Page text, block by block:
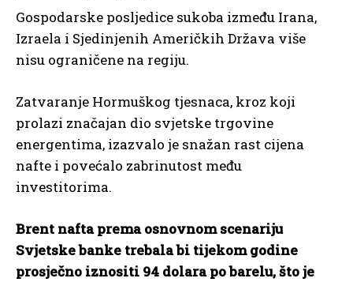
Gospodarske posljedice sukoba između Irana,
Izraela i Sjedinjenih Američkih Država više
nisu ograničene na regiju.
Zatvaranje Hormuškog tjesnaca, kroz koji
prolazi značajan dio svjetske trgovine
energentima, izazvalo je snažan rast cijena
nafte i povećalo zabrinutost među
investitorima.
Brent nafta prema osnovnom scenariju
Svjetske banke trebala bi tijekom godine
prosječno iznositi 94 dolara po barelu, što je